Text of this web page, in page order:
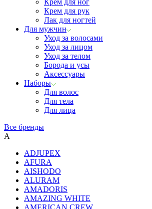
Крем для рук
Лак для ногтей
Для мужчин
Уход за волосами
Уход за лицом
Уход за телом
Борода и усы
Аксессуары
Наборы
Для волос
Для тела
Для лица
Все бренды
A
ADJUPEX
AFURA
AISHODO
ALURAM
AMADORIS
AMAZING WHITE
AMERICAN CREW